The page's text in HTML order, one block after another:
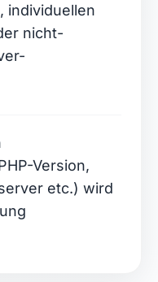
individuellen
nicht-
Version,
etc.) wird